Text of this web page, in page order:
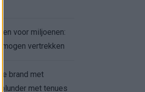
voor miljoenen:
mogen vertrekken
brand met
met tenues